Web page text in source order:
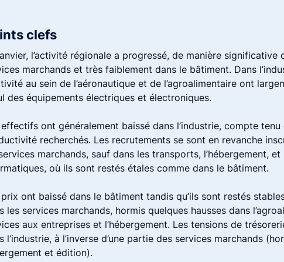
clefs
l’activité régionale a progressé, de manière significative
marchands et très faiblement dans le bâtiment. Dans
au sein de l’aéronautique et de l’agroalimentaire ont
des équipements électriques et électroniques.
effectifs ont généralement baissé dans l’industrie, compte tenu
recherchés. Les recrutements se sont en revanche
marchands, sauf dans les transports, l’hébergement,
où ils sont restés étales comme dans le bâtiment.
ont baissé dans le bâtiment tandis qu’ils sont restés
les services marchands, hormis quelques hausses dans
aux entreprises et l’hébergement. Les tensions de
l’industrie, à l’inverse d’une partie des services marchands
et édition).